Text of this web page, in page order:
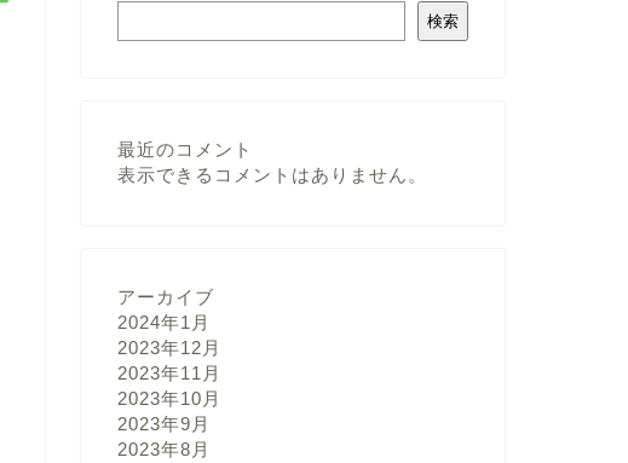
検索
最近のコメント
表示できるコメントはありません。
アーカイブ
2024年1月
2023年12月
2023年11月
2023年10月
2023年9月
2023年8月